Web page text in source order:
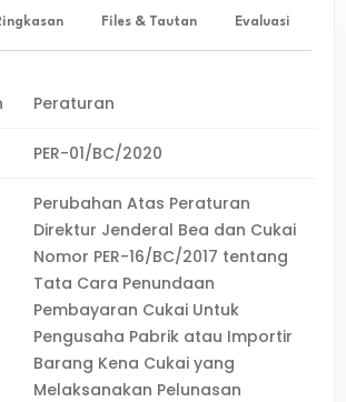
Files & Tautan Evaluasi
Peraturan
PER-01/BC/2020
Perubahan Atas Peraturan
Direktur Jenderal Bea dan Cukai
Nomor PER-16/BC/2017 tentang
Tata Cara Penundaan
Pembayaran Cukai Untuk
Pengusaha Pabrik atau Importir
Barang Kena Cukai yang
Melaksanakan Pelunasan